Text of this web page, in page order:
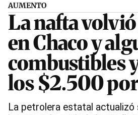
AUMENTO
La nafta
en Chaco y
combustibles
los $2.500
La petrolera estatal